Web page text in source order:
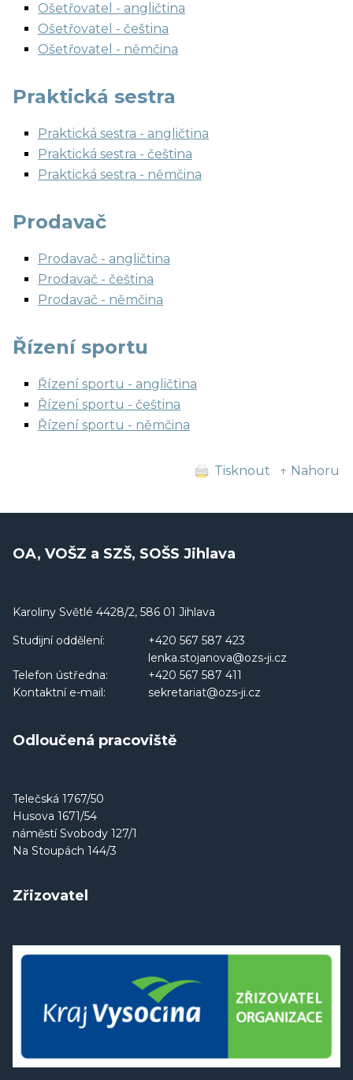
Ošetřovatel - angličtina
Ošetřovatel - čeština
Ošetřovatel - němčina
Praktická sestra
Praktická sestra - angličtina
Praktická sestra - čeština
Praktická sestra - němčina
Prodavač
Prodavač - angličtina
Prodavač - čeština
Prodavač - němčina
Řízení sportu
Řízení sportu - angličtina
Řízení sportu - čeština
Řízení sportu - němčina
Tisknout ↑ Nahoru
OA, VOŠZ a SZŠ, SOŠS Jihlava
Karoliny Světlé 4428/2, 586 01 Jihlava
Studijní oddělení:
+420 567 587 423
lenka.stojanova@ozs-ji.cz
Telefon ústředna:
+420 567 587 411
Kontaktní e-mail:
sekretariat@ozs-ji.cz
Odloučená pracoviště
Telečská 1767/50
Husova 1671/54
náměstí Svobody 127/1
Na Stoupách 144/3
Zřizovatel